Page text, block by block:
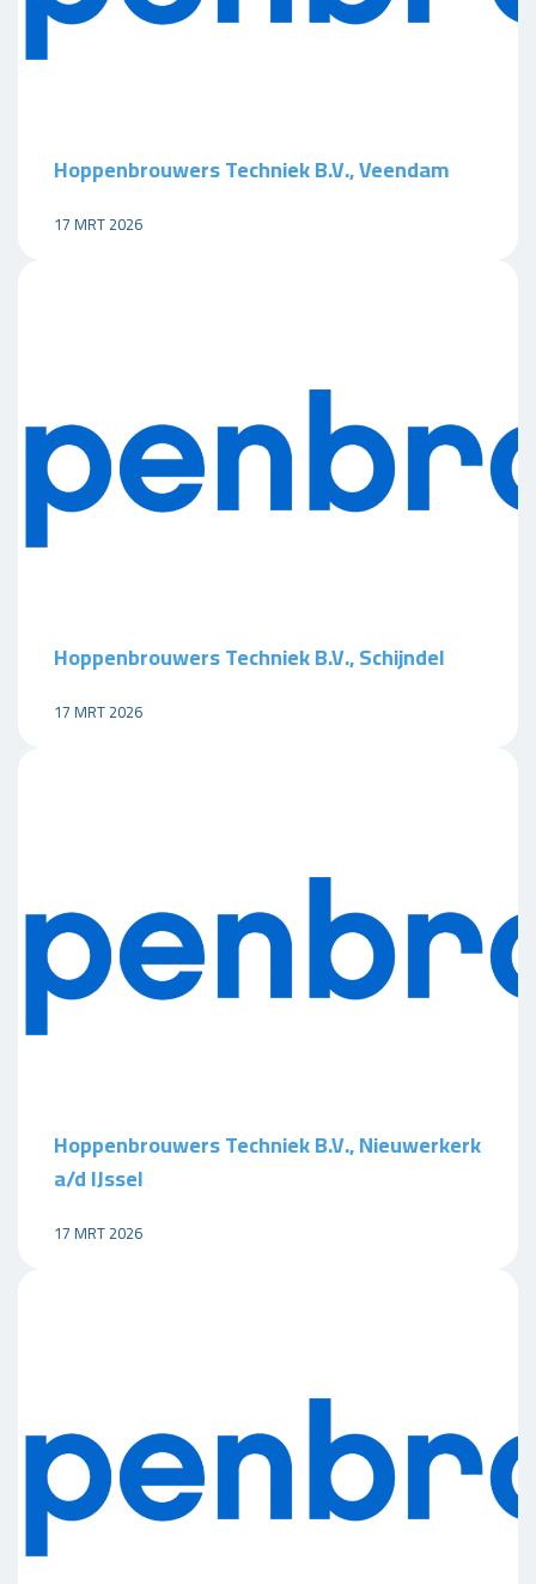
Hoppenbrouwers Techniek B.V., Veendam
17 MRT 2026
Hoppenbrouwers Techniek B.V., Schijndel
17 MRT 2026
Hoppenbrouwers Techniek B.V., Nieuwerkerk
a/d IJssel
17 MRT 2026